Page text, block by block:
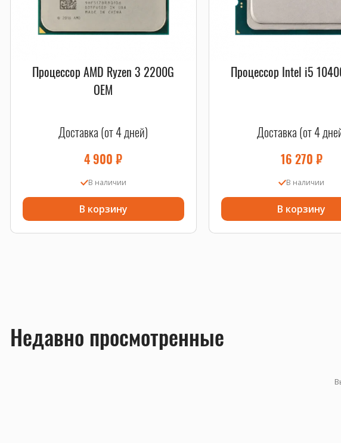
Процессор AMD Ryzen 3 2200G
OEM
Доставка (от 4 дней)
4 900₽
В наличии
В корзину
Процессор Intel i5
Доставка (от 4
16 270 ₽
В наличии
В корзину
Недавно просмотренные